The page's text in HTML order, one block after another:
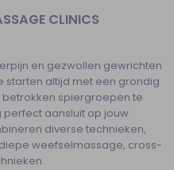
CLINICS
en gezwollen gewrichten
starten altijd met een grondig
spiergroepen te
aansluit op jouw
diverse technieken,
weefselmassage, cross-